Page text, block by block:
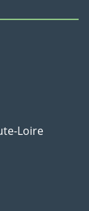
Loire